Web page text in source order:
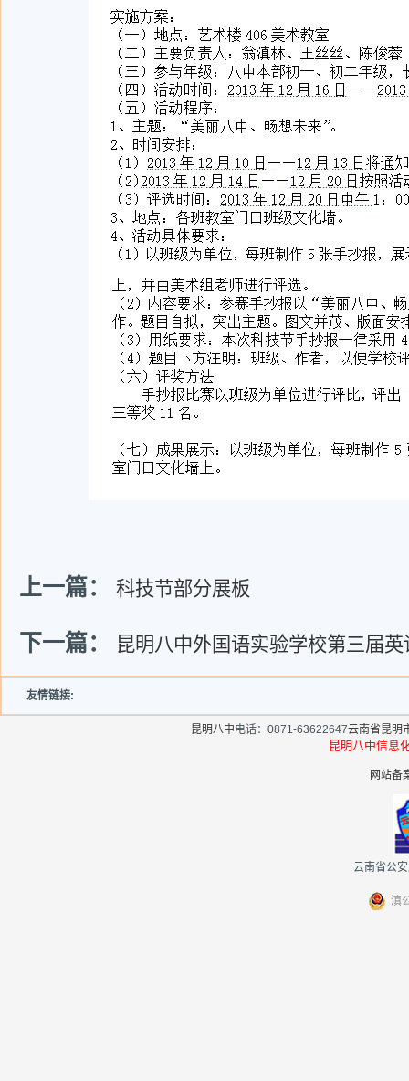
上一篇： 科技节部分展板
下一篇： 昆明八中外国语实验学校第三届
友情链接:
昆明八中电话：0871-63622647云南省昆明
昆明八中信
网站备
云南省公
滇